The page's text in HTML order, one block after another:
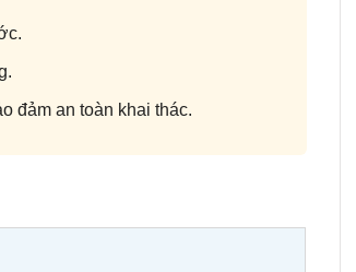
đảm an toàn khai thác.